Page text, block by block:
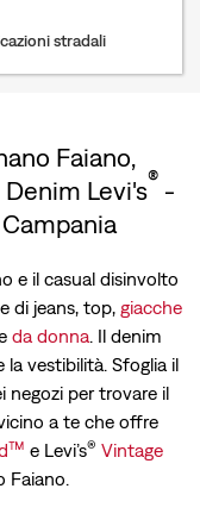
stradali
Faiano,
Levi's® -
e il casual disinvolto
di jeans, top, giacche
da donna. Il denim
la vestibilità. Sfoglia il
negozi per trovare il
a te che offre
™ e Levi’s® Vintage
Faiano.